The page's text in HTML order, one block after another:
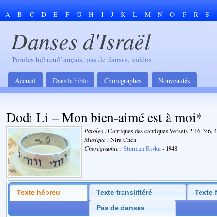
A B C D E F G H I J K L M N O P R S
Danses d'Israël
Paroles hébreu/français, pas de danses, vidéos
Accueil Dans la bible Chorégraphes Nouveautés
Dodi Li – Mon bien-aimé est à moi*
Paroles :Cantiques des cantiques Versets 2:16, 3:6,
Musique :Nira Chen
Chorégraphie :Sturman Rivka- 1948
Texte hébreu Texte translittéré Texte
Pas de danses